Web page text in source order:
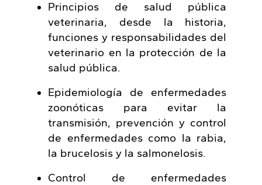
Principios de salud pública
veterinaria, desde la historia,
funciones y responsabilidades del
veterinario en la protección de la
salud pública.
Epidemiología de enfermedades
zoonóticas para evitar la
transmisión, prevención y control
de enfermedades como la rabia,
la brucelosis y la salmonelosis.
Control de enfermedades